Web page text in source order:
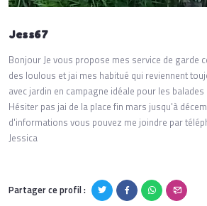
Jess67
Bonjour Je vous propose mes service de garde
des loulous et jai mes habitué qui reviennent
avec jardin en campagne idéale pour les
Hésiter pas jai de la place fin mars jusqu'à
d'informations vous pouvez me joindre par
Jessica
Partager ce profil :